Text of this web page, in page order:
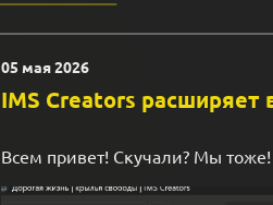
05 мая 2026
IMS Creators
Всем привет! Скучали? Мы